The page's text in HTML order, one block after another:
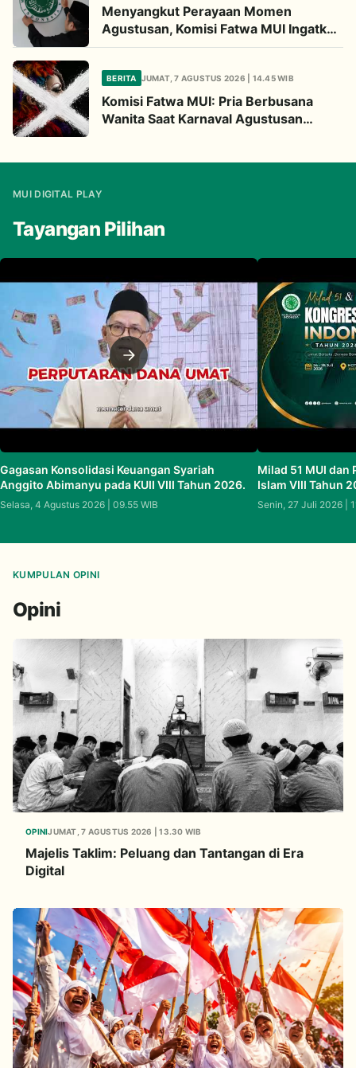
Menyangkut Perayaan Momen
Agustusan, Komisi Fatwa MUI Ingatkan
Tiga Hal Ini
BERITA JUMAT, 7 AGUSTUS 2026 | 14.45 WIB
Komisi Fatwa MUI: Pria Berbusana
Wanita Saat Karnaval Agustusan
MUI DIGITAL PLAY
Tayangan Pilihan
Gagasan Konsolidasi Keuangan Syariah
Anggito Abimanyu pada KUII VIII Tahun 2026.
Selasa, 4 Agustus 2026 | 09.55 WIB
Milad 51 MUI dan
Islam VIII Tahun
Senin, 27 Juli 2026 |
KUMPULAN OPINI
Opini
OPINIJUMAT, 7 AGUSTUS 2026 | 13.30 WIB
Majelis Taklim: Peluang dan Tantangan di Era
Digital